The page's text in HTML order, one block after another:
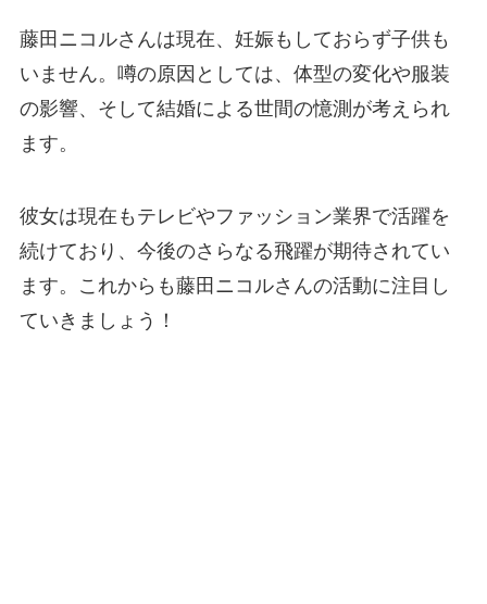
藤田ニコルさんは現在、妊娠もしておらず子供も
いません。噂の原因としては、体型の変化や服装
の影響、そして結婚による世間の憶測が考えられ
ます。
彼女は現在もテレビやファッション業界で活躍を
続けており、今後のさらなる飛躍が期待されてい
ます。これからも藤田ニコルさんの活動に注目し
ていきましょう！